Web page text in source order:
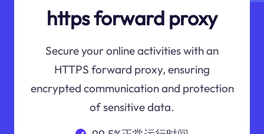
https forward proxy
Secure your online activities with an
HTTPS forward proxy, ensuring
encrypted communication and protection
of sensitive data.